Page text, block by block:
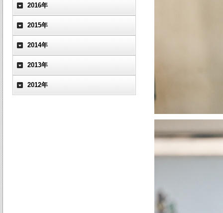
2016年
2015年
2014年
2013年
2012年